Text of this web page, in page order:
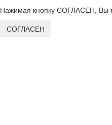
Нажимая кнопку СОГЛАСЕН, Вы
СОГЛАСЕН